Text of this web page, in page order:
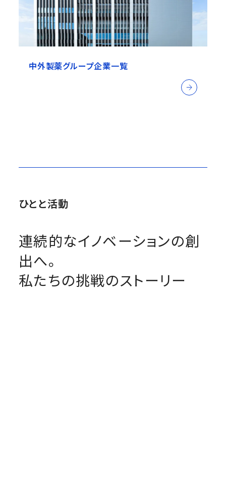
中外製薬グループ企業一覧
ひとと活動
連続的なイノベーションの創
出へ。
私たちの挑戦のストーリー